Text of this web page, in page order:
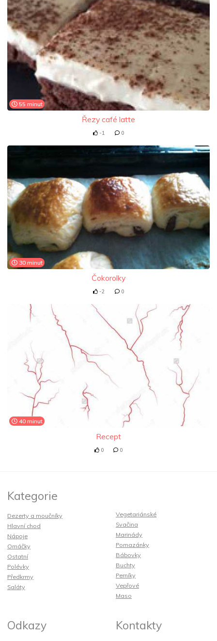
55 minut
Řezy café latte
-1 0
30 minut
Čokorolky
-2 0
40 minut
Recept
0 0
Kategorie
Dezerty a moučníky
Hlavní chod
Nápoje
Omáčky
Ostatní
Polévky
Předkrmy
Saláty
Vegetariánské
Svačina
Marinády
Pomazánky
Bábovky
Buchty
Perníky
Vepřové
Maso
Odkazy Kontakty